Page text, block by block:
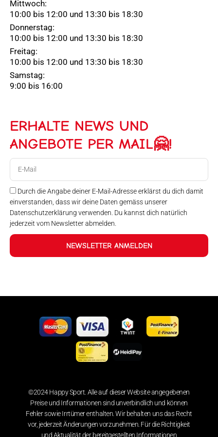
Mittwoch:
10:00 bis 12:00 und 13:30 bis 18:30
Donnerstag:
10:00 bis 12:00 und 13:30 bis 18:30
Freitag:
10:00 bis 12:00 und 13:30 bis 18:30
Samstag:
9:00 bis 16:00
ERHALTE NEWS UND
ANGEBOTE PER MAIL🤗!
Durch die Angabe deiner E-Mail-Adresse erklärst du dich damit
einverstanden, dass wir deine Daten gemäss unserer
Datenschutzerklärung verwenden. Du kannst dich natürlich
jederzeit vom Newsletter abmelden.
NEWSLETTER ANMELDEN
©2024 Happy Sport. Alle auf dieser Website angegebenen
Preise und Informationen sind unverbindlich und können
Fehler sowie Irrtümer enthalten. Wir behalten uns das Recht
vor, jederzeit Änderungen vorzunehmen. Für die Richtigkeit
und Aktualität der bereitgestellten Informationen